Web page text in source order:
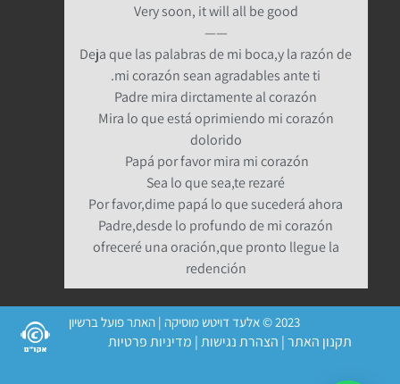
Very soon, it will all be good
——
Deja que las palabras de mi boca,y la razón de
mi corazón sean agradables ante ti.
Padre mira dirctamente al corazón
Mira lo que está oprimiendo mi corazón
dolorido
Papá por favor mira mi corazón
Sea lo que sea,te rezaré
Por favor,dime papá lo que sucederá ahora
Padre,desde lo profundo de mi corazón
ofreceré una oración,que pronto llegue la
redención
2023 © אלעד דויטש מוסיקה | האתר פועל ברשיון
תקנון האתר| הצהרת נגישות| מדיניות פרטיות